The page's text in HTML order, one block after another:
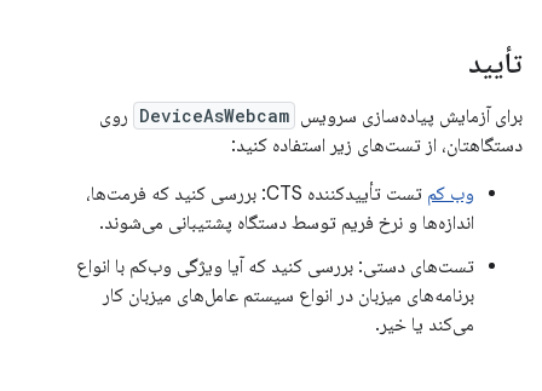
تأیید
برای آزمایش پیاده‌سازی سرویس DeviceAsWebcam روی
دستگاهتان، از تست‌های زیر استفاده کنید:
وب کم
تست تأییدکننده CTS: بررسی کنید که فرمت‌ها،
اندازه‌ها و نرخ فریم توسط دستگاه پشتیبانی می‌شوند.
تست‌های دستی: بررسی کنید که آیا ویژگی وب‌کم با انواع
برنامه‌های میزبان در انواع سیستم عامل‌های میزبان کار
می‌کند یا خیر.